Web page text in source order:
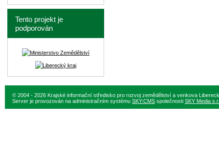
Tento projekt je
podporován
© 2004 - 2026 Krajské informační středisko pro rozvoj zemědělství a venkova
Server je provozován na administračním systému SKY:CMS společnosti SKY Media